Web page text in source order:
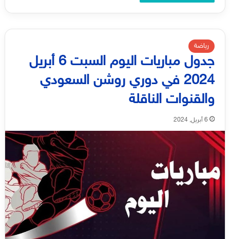
رياضة
جدول مباريات اليوم السبت 6 أبريل
2024 في دوري روشن السعودي
والقنوات الناقلة
6 أبريل, 2024